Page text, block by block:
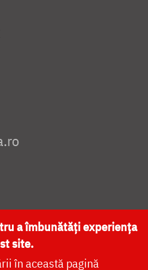
CATEDRALA NAȚIONALĂ
a îmbunătăți experiența
site.
în această pagină